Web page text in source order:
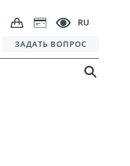
RU
ЗАДАТЬ ВОПРОС